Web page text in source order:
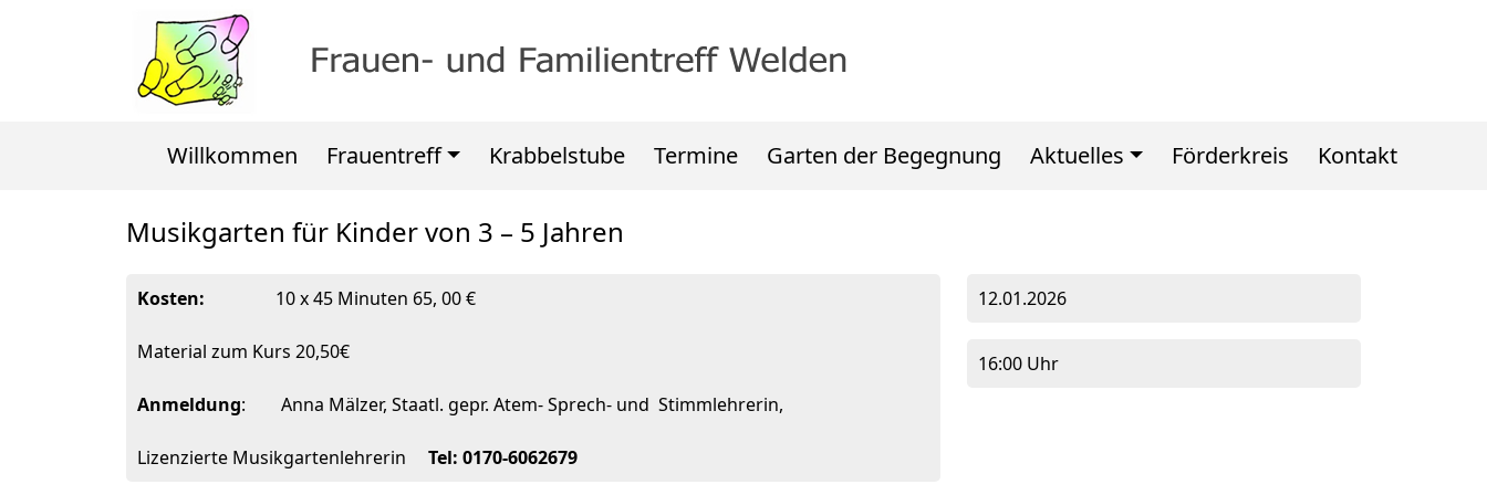
Willkommen Frauentreff Krabbelstube Termine Garten der Begegnung Aktuelles Förderkreis Kontakt
Musikgarten für Kinder von 3 – 5 Jahren
Kosten: 10 x 45 Minuten 65, 00 €
Material zum Kurs 20,50€
Anmeldung: Anna Mälzer, Staatl. gepr. Atem- Sprech- und Stimmlehrerin,
Lizenzierte Musikgartenlehrerin Tel: 0170-6062679
12.01.2026
16:00 Uhr